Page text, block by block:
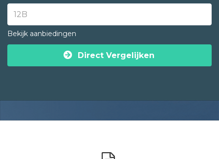
Bekijk aanbiedingen
Direct Vergelijken